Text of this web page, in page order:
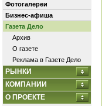
Фотогалереи
Бизнес-афиша
Газета Дело
Архив
О газете
Реклама в Газете Дело
РЫНКИ
КОМПАНИИ
О ПРОЕКТЕ